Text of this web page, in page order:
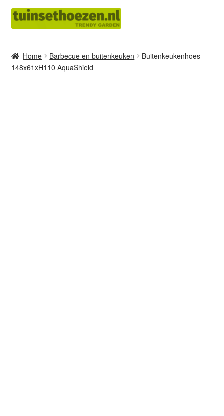
Ga
door
naar
Ga
naar
de
Home Barbecue en buitenkeuken
Buitenkeukenhoes
148x61xH110 AquaShield